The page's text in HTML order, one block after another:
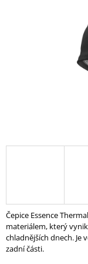
Čepice Essence
materiálem, který
chladnějších dnech.
zadní části.
P
O
R
U
Č